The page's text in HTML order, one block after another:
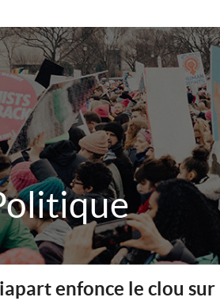
enfonce le clou sur